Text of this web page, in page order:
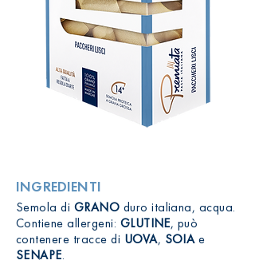
INGREDIENTI
Semola di GRANO duro italiana, acqua.
Contiene allergeni: GLUTINE, può
contenere tracce di UOVA, SOIAe
SENAPE.